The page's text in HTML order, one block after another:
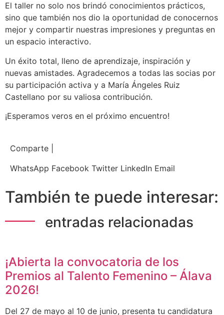
El taller no solo nos brindó conocimientos prácticos,
sino que también nos dio la oportunidad de conocernos
mejor y compartir nuestras impresiones y preguntas en
un espacio interactivo.
Un éxito total, lleno de aprendizaje, inspiración y
nuevas amistades. Agradecemos a todas las socias por
su participación activa y a María Ángeles Ruiz
Castellano por su valiosa contribución.
¡Esperamos veros en el próximo encuentro!
Comparte |
WhatsApp Facebook Twitter LinkedIn Email
También te puede interesar:
entradas relacionadas
¡Abierta la convocatoria de los
Premios al Talento Femenino – Álava
2026!
Del 27 de mayo al 10 de junio, presenta tu candidatura